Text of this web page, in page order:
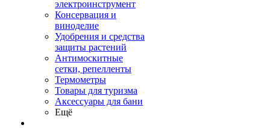
электроинструмент
Консервация и
виноделие
Удобрения и средства
защиты растений
Антимоскитные
сетки, репелленты
Термометры
Товары для туризма
Аксессуары для бани
Ещё